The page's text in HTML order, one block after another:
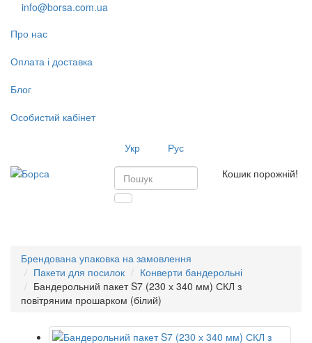
info@borsa.com.ua
Про нас
Оплата і доставка
Блог
Особистий кабінет
Укр
Рус
Кошик порожній!
Брендована упаковка на замовлення
Пакети для посилок
Конверти бандерольні
Бандерольний пакет S7 (230 х 340 мм) СКЛ з
повітряним прошарком (білий)